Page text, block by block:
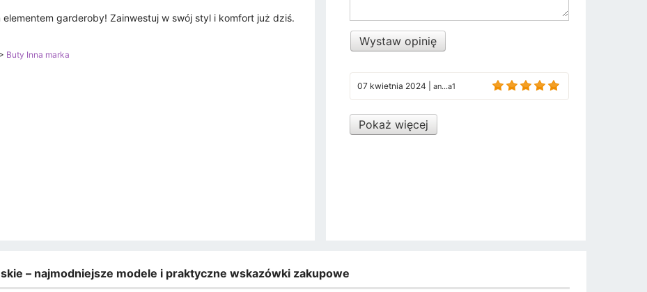
garderoby! Zainwestuj w swój styl i komfort już dziś.
> Buty Inna marka
Wystaw opinię
07 kwietnia 2024 an...a1
Pokaż więcej
– najmodniejsze modele i praktyczne wskazówki zakupowe